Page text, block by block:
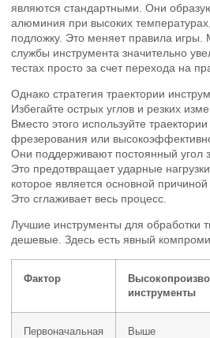
являются стандартными. Они
алюминия при высоких
подложку. Это меняет правила игры.
службы инструмента значительно
тестах просто за счет перехода на
Однако стратегия траектории
Избегайте острых углов и резких
Вместо этого используйте
фрезерования или
Они поддерживают постоянный угол
Это предотвращает ударные
которое является основной причиной
Это сглаживает весь процесс.
Лучшие инструменты для обработки
дешевые. Здесь есть явный
Фактор
инструменты
Первоначальная
Выше